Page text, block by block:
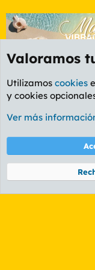
Foro Cine
Cookies
PL
Community platform by
Valoramos
Utilizamos cookies
y cookies
Ver más